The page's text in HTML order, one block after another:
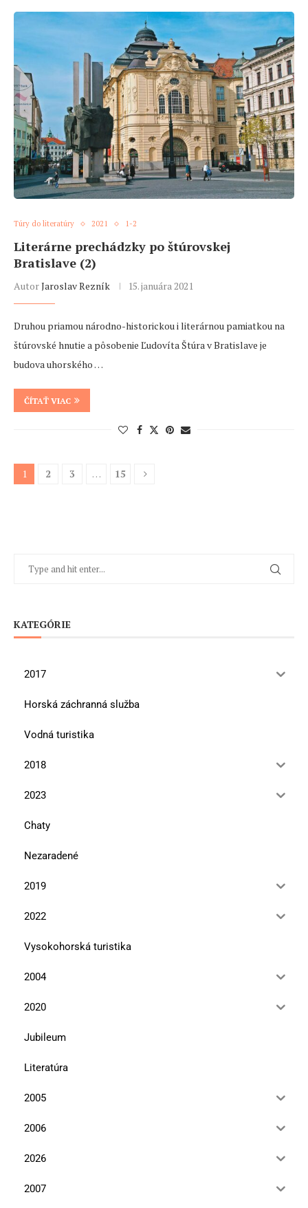
Túry do literatúry 2021 1-2
Literárne prechádzky po štúrovskej
Bratislave (2)
AutorJaroslav Rezník 15. januára 2021
Druhou priamou národno-historickou i literárnou pamiatkou na
štúrovské hnutie a pôsobenie Ľudovíta Štúra v Bratislave je
budova uhorského …
ČÍTAŤ VIAC
1 2 3 … 15
KATEGÓRIE
2017
Horská záchranná služba
Vodná turistika
2018
2023
Chaty
Nezaradené
2019
2022
Vysokohorská turistika
2004
2020
Jubileum
Literatúra
2005
2006
2026
2007